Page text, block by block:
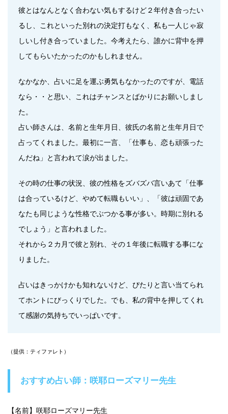
彼とはなんとなく合わない気もするけど２年付き合ったい
るし、これといった別れの決定打もなく、私も一人じゃ寂
しいし付き合っていました。今考えたら、誰かに背中を押
してもらいたかったのかもしれません。
なかなか、占いに足を運ぶ勇気もなかったのですが、電話
なら・・と思い、これはチャンスとばかりにお願いしまし
た。
占い師さんは、名前と生年月日、彼氏の名前と生年月日で
占ってくれました。最初に一言、「仕事も、恋も頑張った
んだね」と言われて涙が出ました。
その時の仕事の状況、彼の性格をズバズバ言いあて「仕事
は合っているけど、やめて転職もいい」、「彼は頑固であ
なたも同じような性格でぶつかる事が多い。時期に別れる
でしょう」と言われました。
それから２カ月で彼と別れ、その１年後に転職する事にな
りました。
占いはきっかけかも知れないけど、ぴたりと言い当てられ
てホントにびっくりでした。でも、私の背中を押してくれ
て感謝の気持ちでいっぱいです。
（提供：ティファレト）
おすすめ占い師：咲耶ローズマリー先生
【名前】咲耶ローズマリー先生